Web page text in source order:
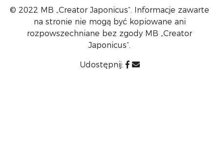
© 2022 MB „Creator Japonicus“. Informacje zawarte
na stronie nie mogą być kopiowane ani
rozpowszechniane bez zgody MB „Creator
Japonicus“.
Udostępnij: